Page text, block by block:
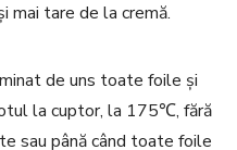
mai tare de la cremă.
de uns toate foile și
la cuptor, la 175℃, fără
sau până când toate foile